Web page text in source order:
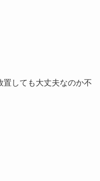
置しても大丈夫なのか不